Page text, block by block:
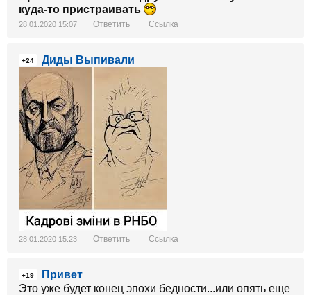
куда-то пристраивать
28.01.2020 15:07 Ответить Ссылка
+24 Диды Выпивали
28.01.2020 15:23 Ответить Ссылка
+19
Привет
Это уже будет конец эпохи бедности...или опять еще